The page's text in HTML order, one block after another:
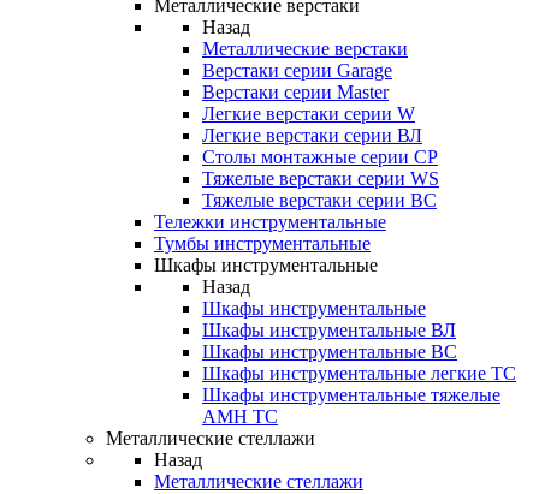
Металлические верстаки
Назад
Металлические верстаки
Верстаки серии Garage
Верстаки серии Master
Легкие верстаки серии W
Легкие верстаки серии ВЛ
Столы монтажные серии СР
Тяжелые верстаки серии WS
Тяжелые верстаки серии ВС
Тележки инструментальные
Тумбы инструментальные
Шкафы инструментальные
Назад
Шкафы инструментальные
Шкафы инструментальные ВЛ
Шкафы инструментальные ВС
Шкафы инструментальные легкие ТС
Шкафы инструментальные тяжелые
AMH TC
Металлические стеллажи
Назад
Металлические стеллажи